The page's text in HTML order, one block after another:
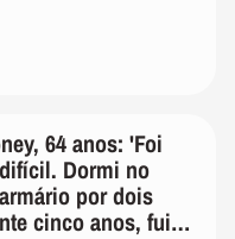
64 anos: 'Foi
Dormi no
por dois
cinco anos, fui